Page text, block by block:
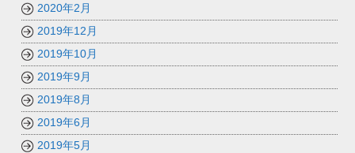
2020年2月
2019年12月
2019年10月
2019年9月
2019年8月
2019年6月
2019年5月